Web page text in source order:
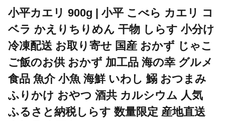
小平カエリ 900g | 小平 こべら カエリ コ
ベラ かえりちりめん 干物 しらす 小分け
冷凍配送 お取り寄せ 国産 おかず じゃこ
ご飯のお供 おかず 加工品 海の幸 グルメ
食品 魚介 小魚 海鮮 いわし 鰯 おつまみ
ふりかけ おやつ 酒共 カルシウム 人気
ふるさと納税しらす 数量限定 産地直送